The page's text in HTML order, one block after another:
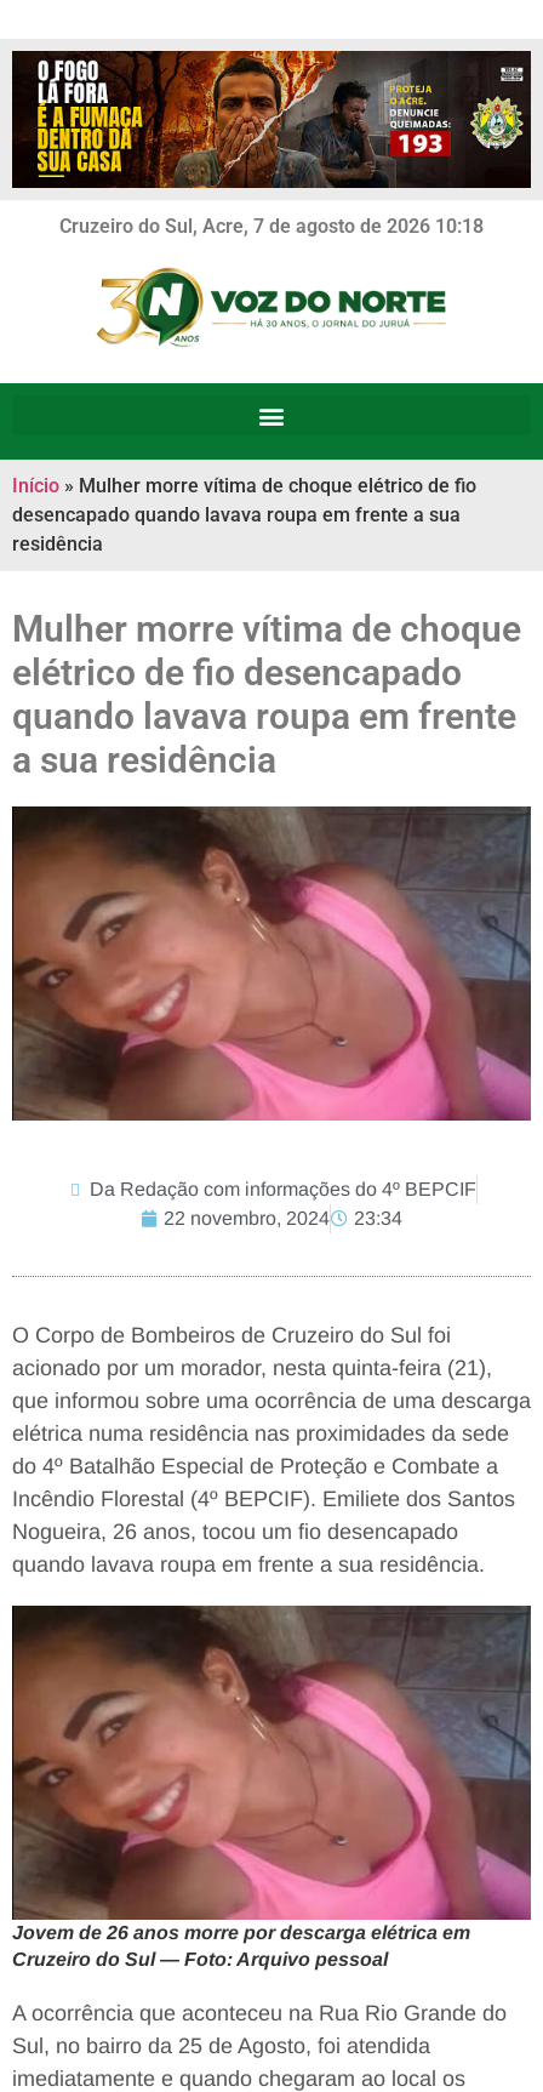
Cruzeiro do Sul, Acre, 7 de agosto de 2026 10:18
Início » Mulher morre vítima de choque elétrico de fio
desencapado quando lavava roupa em frente a sua
residência
Mulher morre vítima de choque
elétrico de fio desencapado
quando lavava roupa em frente
a sua residência
Da Redação com informações do 4º BEPCIF
22 novembro, 2024
23:34
O Corpo de Bombeiros de Cruzeiro do Sul foi
acionado por um morador, nesta quinta-feira (21),
que informou sobre uma ocorrência de uma descarga
elétrica numa residência nas proximidades da sede
do 4º Batalhão Especial de Proteção e Combate a
Incêndio Florestal (4º BEPCIF). Emiliete dos Santos
Nogueira, 26 anos, tocou um fio desencapado
quando lavava roupa em frente a sua residência.
Jovem de 26 anos morre por descarga elétrica em
Cruzeiro do Sul — Foto: Arquivo pessoal
A ocorrência que aconteceu na Rua Rio Grande do
Sul, no bairro da 25 de Agosto, foi atendida
imediatamente e quando chegaram ao local os